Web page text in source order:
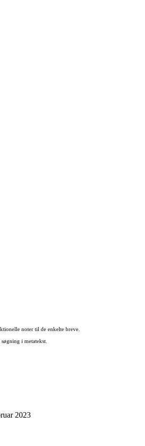
noter til de enkelte breve.
i metatekst.
2023